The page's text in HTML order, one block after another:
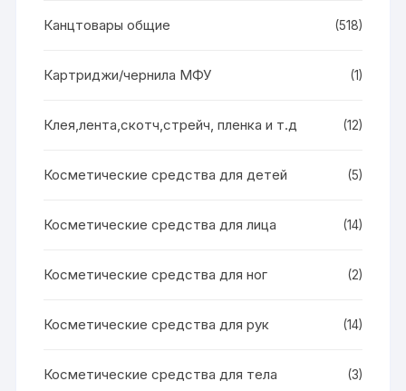
Канцтовары общие (518)
Картриджи/чернила МФУ (1)
Клея,лента,скотч,стрейч, пленка и т.д (12)
Косметические средства для детей (5)
Косметические средства для лица (14)
Косметические средства для ног (2)
Косметические средства для рук (14)
Косметические средства для тела (3)